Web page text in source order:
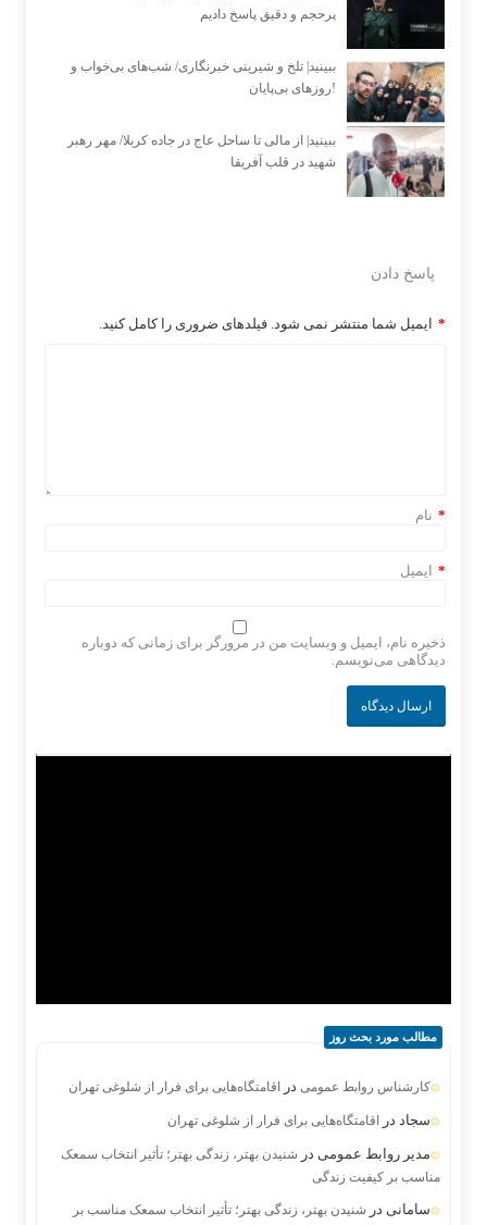
پرحجم‌‌ و دقیق‌ پاسخ دادیم
ببینید| تلخ و شیرینی خبرنگاری/‌ شب‌های بی‌خواب و
روزهای بی‌پایان!
ببینید| از مالی تا ساحل عاج در جاده کربلا/ مهر رهبر
شهید در قلب آفریقا
پاسخ دادن
ایمیل شما منتشر نمی شود. فیلدهای ضروری را کامل کنید. *
نام *
ایمیل *
ذخیره نام، ایمیل و وبسایت من در مرورگر برای زمانی که دوباره
دیدگاهی می‌نویسم.
مطالب مورد بحث روز
کارشناس روابط عمومی در اقامتگاه‌هایی برای فرار از شلوغی تهران
سجاد در اقامتگاه‌هایی برای فرار از شلوغی تهران
مدیر روابط عمومی در شنیدن بهتر، زندگی بهتر؛ تأثیر انتخاب سمعک
مناسب بر کیفیت زندگی
سامانی در شنیدن بهتر، زندگی بهتر؛ تأثیر انتخاب سمعک مناسب بر